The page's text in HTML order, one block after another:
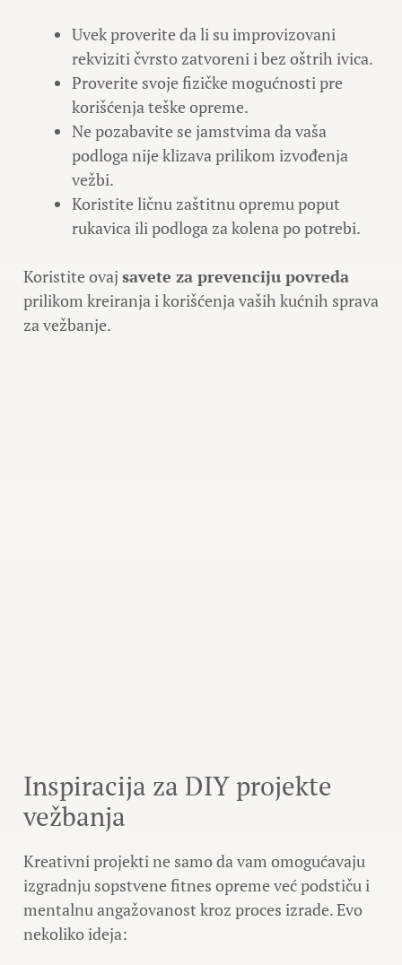
Uvek proverite da li su improvizovani
rekviziti čvrsto zatvoreni i bez oštrih ivica.
Proverite svoje fizičke mogućnosti pre
korišćenja teške opreme.
Ne pozabavite se jamstvima da vaša
podloga nije klizava prilikom izvođenja
vežbi.
Koristite ličnu zaštitnu opremu poput
rukavica ili podloga za kolena po potrebi.
Koristite ovaj savete za prevenciju povreda
prilikom kreiranja i korišćenja vaših kućnih sprava
za vežbanje.
Inspiracija za DIY projekte
vežbanja
Kreativni projekti ne samo da vam omogućavaju
izgradnju sopstvene fitnes opreme već podstiču i
mentalnu angažovanost kroz proces izrade. Evo
nekoliko ideja: